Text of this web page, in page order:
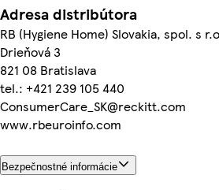
Adresa distribútora
RB (Hygiene Home) Slovakia, spol. s
Drieňová 3
821 08 Bratislava
tel.: +421 239 105 440
ConsumerCare_SK@reckitt.com
www.rbeuroinfo.com
Bezpečnostné informácie